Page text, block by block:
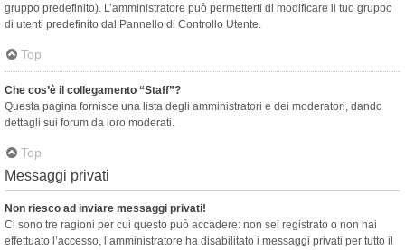
gruppo predefinito). L’amministratore può permetterti di modificare il tuo gruppo
di utenti predefinito dal Pannello di Controllo Utente.
Top
Che cos’è il collegamento “Staff”?
Questa pagina fornisce una lista degli amministratori e dei moderatori, dando
dettagli sui forum da loro moderati.
Top
Messaggi privati
Non riesco ad inviare messaggi privati!
Ci sono tre ragioni per cui questo può accadere: non sei registrato o non hai
effettuato l’accesso, l’amministratore ha disabilitato i messaggi privati per tutto il